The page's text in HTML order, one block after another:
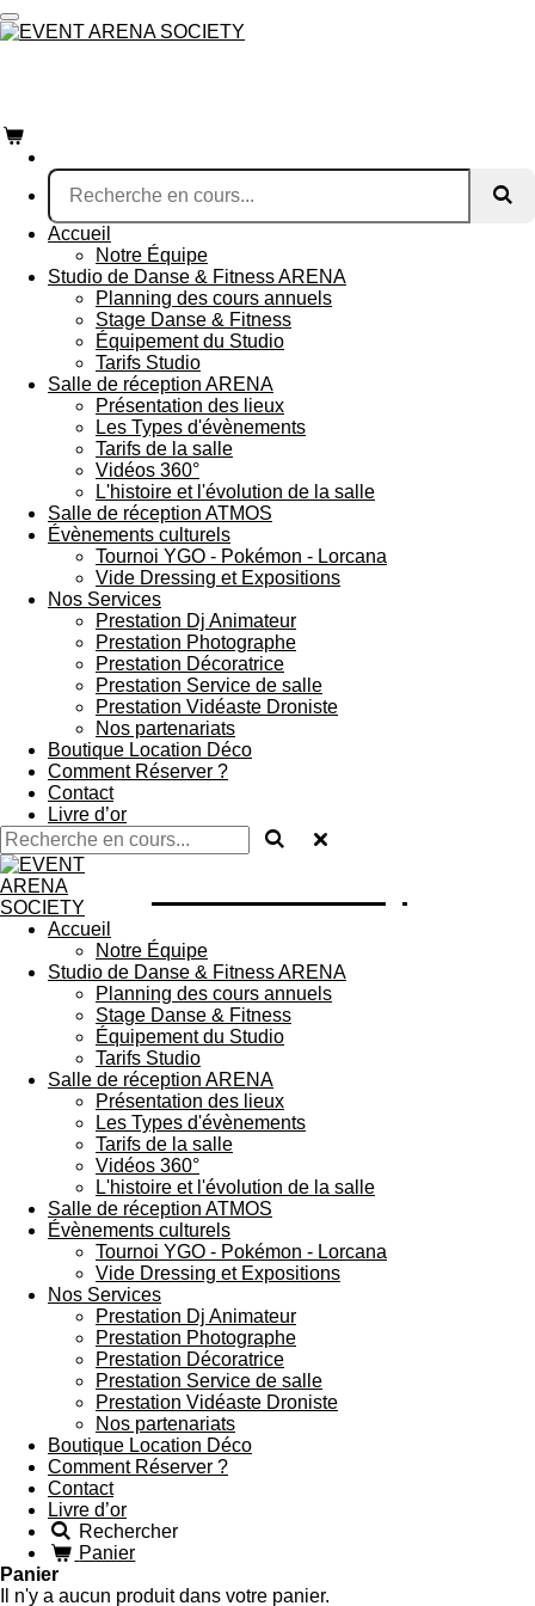
Passer
au
Accueil
Notre Équipe
Studio de Danse & Fitness ARENA
Planning des cours annuels
Stage Danse & Fitness
Équipement du Studio
Tarifs Studio
Salle de réception ARENA
Présentation des lieux
Les Types d'évènements
Tarifs de la salle
Vidéos 360°
L'histoire et l'évolution de la salle
Salle de réception ATMOS
Évènements culturels
Tournoi YGO - Pokémon - Lorcana
Vide Dressing et Expositions
Nos Services
Prestation Dj Animateur
Prestation Photographe
Prestation Décoratrice
Prestation Service de salle
Prestation Vidéaste Droniste
Nos partenariats
Boutique Location Déco
Comment Réserver ?
Contact
Livre d’or
Accueil
Notre Équipe
Studio de Danse & Fitness ARENA
Planning des cours annuels
Stage Danse & Fitness
Équipement du Studio
Tarifs Studio
Salle de réception ARENA
Présentation des lieux
Les Types d'évènements
Tarifs de la salle
Vidéos 360°
L'histoire et l'évolution de la salle
Salle de réception ATMOS
Évènements culturels
Tournoi YGO - Pokémon - Lorcana
Vide Dressing et Expositions
Nos Services
Prestation Dj Animateur
Prestation Photographe
Prestation Décoratrice
Prestation Service de salle
Prestation Vidéaste Droniste
Nos partenariats
Boutique Location Déco
Comment Réserver ?
Contact
Livre d’or
Rechercher
Panier
Panier
Il n'y a aucun produit dans votre panier.